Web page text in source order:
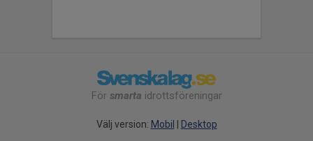
För smarta idrottsföreningar
Välj version: Mobil Desktop